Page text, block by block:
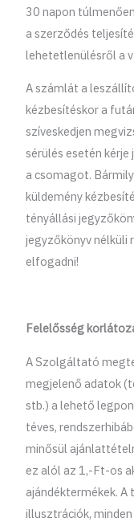
30 napon
a szerződés
lehetetlenülésről a
A számlát a
kézbesítéskor a
szíveskedjen
sérülés esetén
a csomagot.
küldemény
tényállási
jegyzőkönyv nélküli
elfogadni!
Felelősség
A Szolgáltató
megjelenő adatok
stb.) a lehető
téves,
minősül
ez alól az 1,-Ft-os
ajándéktermékek.
illusztrációk,